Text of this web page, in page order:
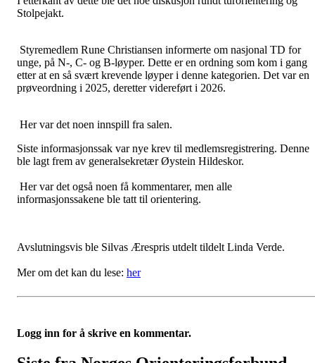
Stolpejakt.
Styremedlem Rune Christiansen informerte om nasjonal TD for
unge, på N-, C- og B-løyper. Dette er en ordning som kom i gang
etter at en så svært krevende løyper i denne kategorien. Det var en
prøveordning i 2025, deretter videreført i 2026.
Her var det noen innspill fra salen.
Siste informasjonssak var nye krev til medlemsregistrering. Denne
ble lagt frem av generalsekretær Øystein Hildeskor.
Her var det også noen få kommentarer, men alle
informasjonssakene ble tatt til orientering.
Avslutningsvis ble Silvas Ærespris utdelt tildelt Linda Verde.
Mer om det kan du lese: her
Logg inn for å skrive en kommentar.